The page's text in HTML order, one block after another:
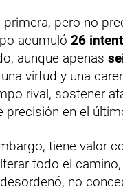
pero no
acumuló 26
aunque apenas
virtud y una
rival, sostener
precisión en el
tiene valor
todo el
no